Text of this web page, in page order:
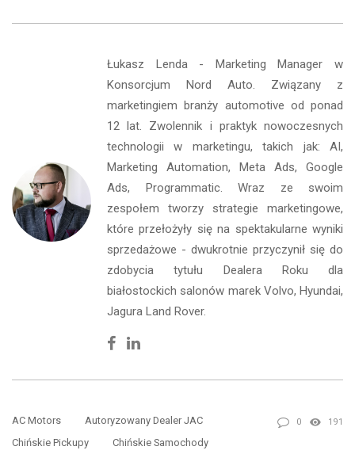
Łukasz Lenda - Marketing Manager w
Konsorcjum Nord Auto. Związany z
marketingiem branży automotive od ponad
12 lat. Zwolennik i praktyk nowoczesnych
technologii w marketingu, takich jak: AI,
Marketing Automation, Meta Ads, Google
Ads, Programmatic. Wraz ze swoim
zespołem tworzy strategie marketingowe,
które przełożyły się na spektakularne wyniki
sprzedażowe - dwukrotnie przyczynił się do
zdobycia tytułu Dealera Roku dla
białostockich salonów marek Volvo, Hyundai,
Jagura Land Rover.
Facebook
Linkedin
AC Motors
Autoryzowany Dealer JAC
Chińskie Pickupy
Chińskie Samochody
0 191